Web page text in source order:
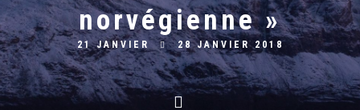
norvégienne »
21 JANVIER 28 JANVIER 2018